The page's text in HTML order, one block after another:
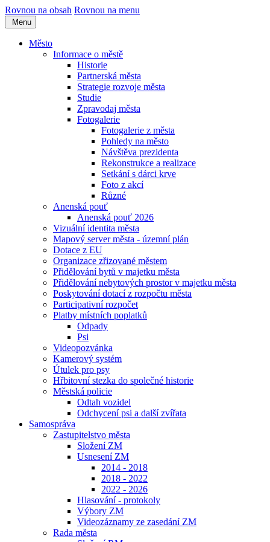
Rovnou na obsah Rovnou na menu
Menu
Město
Informace o městě
Historie
Partnerská města
Strategie rozvoje města
Studie
Zpravodaj města
Fotogalerie
Fotogalerie z města
Pohledy na město
Návštěva prezidenta
Rekonstrukce a realizace
Setkání s dárci krve
Foto z akcí
Různé
Anenská pouť
Anenská pouť 2026
Vizuální identita města
Mapový server města - územní plán
Dotace z EU
Organizace zřizované městem
Přidělování bytů v majetku města
Přidělování nebytových prostor v majetku města
Poskytování dotací z rozpočtu města
Participativní rozpočet
Platby místních poplatků
Odpady
Psi
Videopozvánka
Kamerový systém
Útulek pro psy
Hřbitovní stezka do společné historie
Městská policie
Odtah vozidel
Odchycení psi a další zvířata
Samospráva
Zastupitelstvo města
Složení ZM
Usnesení ZM
2014 - 2018
2018 - 2022
2022 - 2026
Hlasování - protokoly
Výbory ZM
Videozáznamy ze zasedání ZM
Rada města